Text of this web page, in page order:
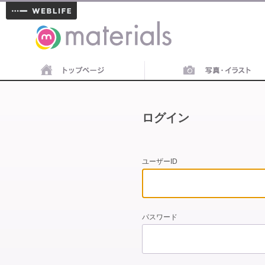
materials
ログイン
ユーザーID
パスワード